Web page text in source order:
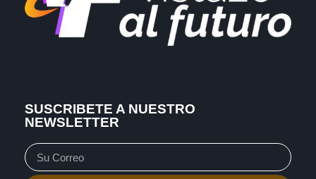
SUSCRIBETE A NUESTRO
NEWSLETTER